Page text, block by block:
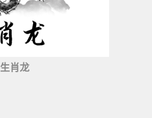
生肖龙